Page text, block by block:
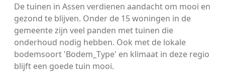
De tuinen in Assen verdienen aandacht om mooi en
gezond te blijven. Onder de 15 woningen in de
gemeente zijn veel panden met tuinen die
onderhoud nodig hebben. Ook met de lokale
bodemsoort 'Bodem_Type' en klimaat in deze regio
blijft een goede tuin mooi.